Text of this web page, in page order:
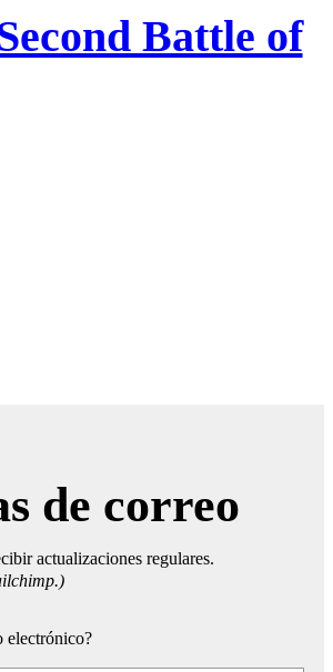
Battle of
de correo
actualizaciones regulares.
electrónico?